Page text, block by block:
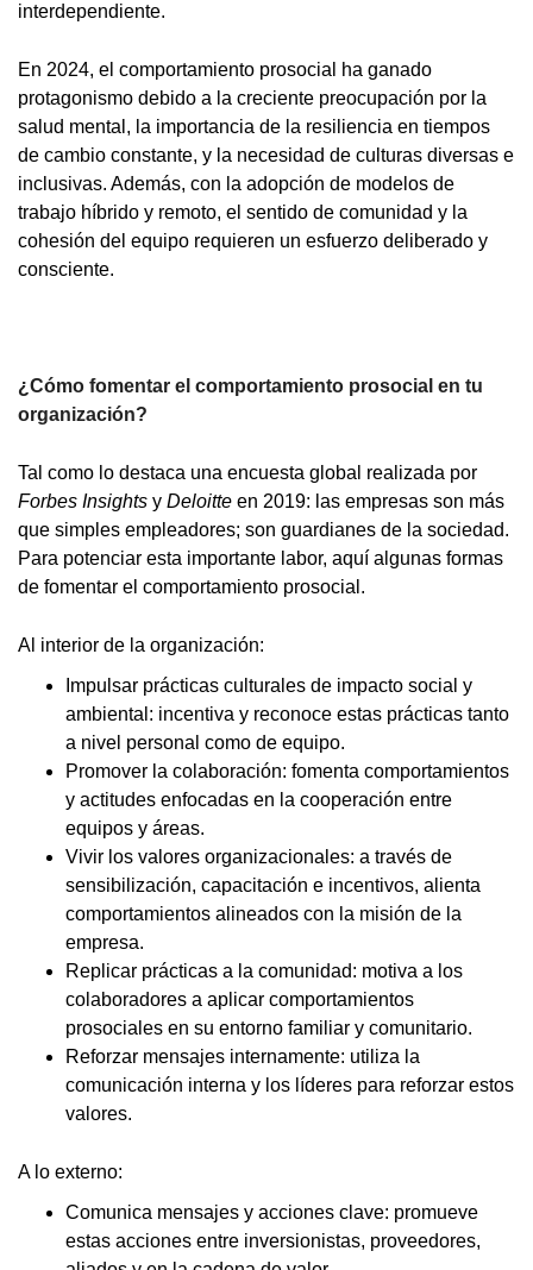
interdependiente.
En 2024, el comportamiento prosocial ha ganado
protagonismo debido a la creciente preocupación por la
salud mental, la importancia de la resiliencia en tiempos
de cambio constante, y la necesidad de culturas diversas e
inclusivas. Además, con la adopción de modelos de
trabajo híbrido y remoto, el sentido de comunidad y la
cohesión del equipo requieren un esfuerzo deliberado y
consciente.
¿Cómo fomentar el comportamiento prosocial en tu
organización?
Tal como lo destaca una encuesta global realizada por
Forbes Insights y Deloitte en 2019: las empresas son más
que simples empleadores; son guardianes de la sociedad.
Para potenciar esta importante labor, aquí algunas formas
de fomentar el comportamiento prosocial.
Al interior de la organización:
Impulsar prácticas culturales de impacto social y
ambiental: incentiva y reconoce estas prácticas tanto
a nivel personal como de equipo.
Promover la colaboración: fomenta comportamientos
y actitudes enfocadas en la cooperación entre
equipos y áreas.
Vivir los valores organizacionales: a través de
sensibilización, capacitación e incentivos, alienta
comportamientos alineados con la misión de la
empresa.
Replicar prácticas a la comunidad: motiva a los
colaboradores a aplicar comportamientos
prosociales en su entorno familiar y comunitario.
Reforzar mensajes internamente: utiliza la
comunicación interna y los líderes para reforzar estos
valores.
A lo externo:
Comunica mensajes y acciones clave: promueve
estas acciones entre inversionistas, proveedores,